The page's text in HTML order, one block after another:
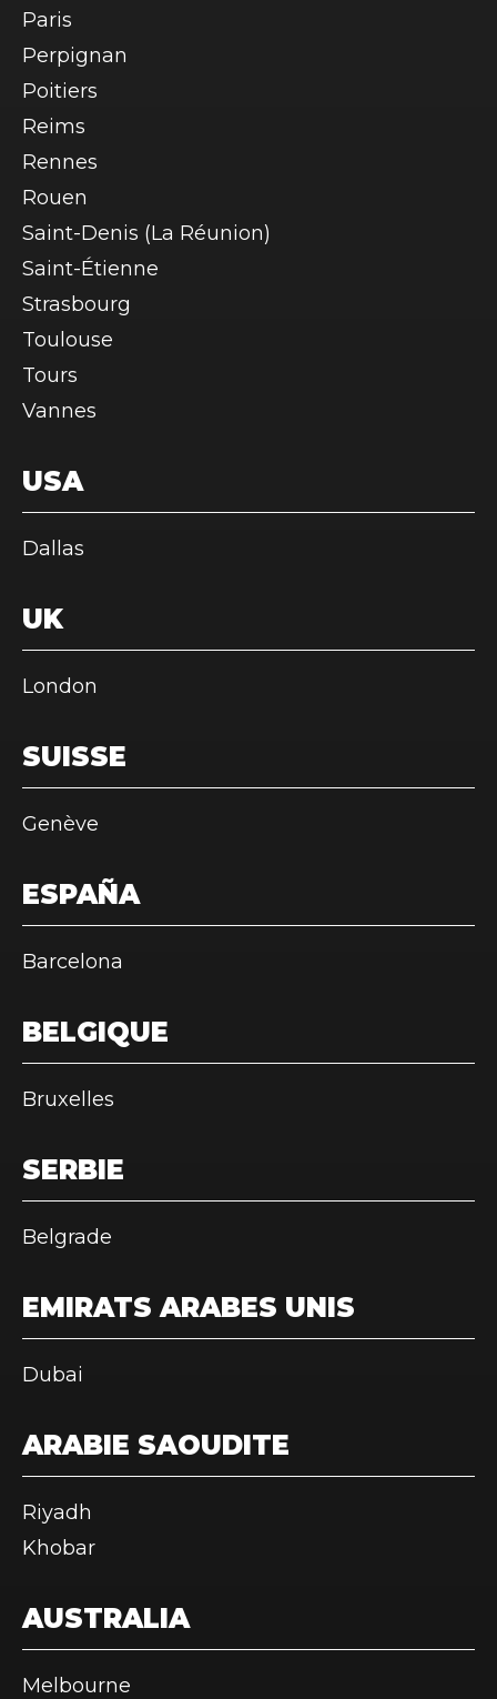
Paris
Perpignan
Poitiers
Reims
Rennes
Rouen
Saint-Denis (La Réunion)
Saint-Étienne
Strasbourg
Toulouse
Tours
Vannes
USA
Dallas
UK
London
SUISSE
Genève
ESPAÑA
Barcelona
BELGIQUE
Bruxelles
SERBIE
Belgrade
EMIRATS ARABES UNIS
Dubai
ARABIE SAOUDITE
Riyadh
Khobar
AUSTRALIA
Melbourne